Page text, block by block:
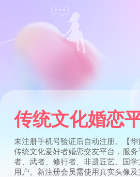
传统文化婚恋
未注册手机号验证后自动注册。【华
传统文化爱好者婚恋交友平台，服
者、武者、修行者、非遗匠艺、国
用户。新注册会员需使用真实头像